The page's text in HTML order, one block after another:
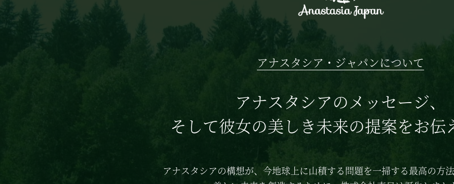
アナスタシア・ジャパンについて
アナスタシアのメッセージ、
そして彼女の美しき未来の提案をお伝
アナスタシアの構想が、 今地球上に山積する問題を一掃する最高の方